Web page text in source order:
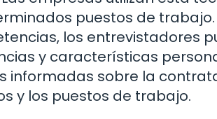
puestos de
los entrevistadores
y características
informadas sobre la
y los puestos de trabajo.